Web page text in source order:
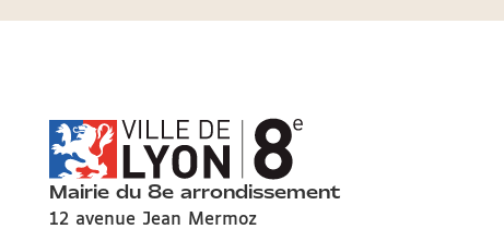
Mairie du 8e arrondissement
12 avenue Jean Mermoz